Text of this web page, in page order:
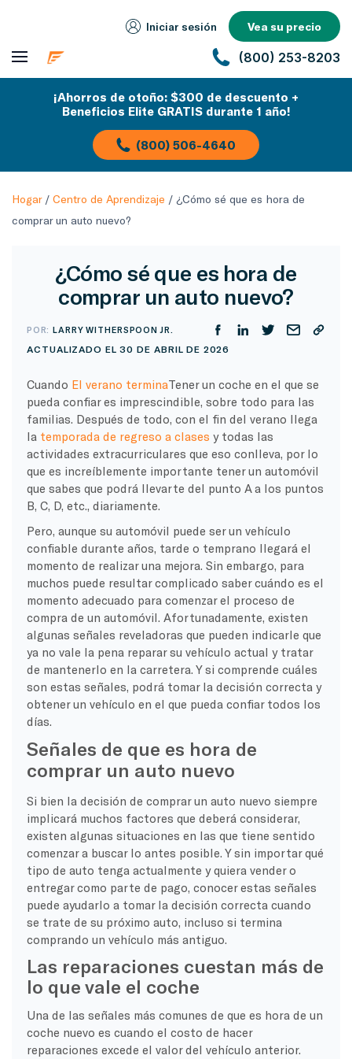
Iniciar sesión Vea su precio
(800) 253-8203
¡Ahorros de otoño: $300 de descuento +
Beneficios Elite GRATIS durante 1 año!
(800) 506-4640
Hogar/ Centro de Aprendizaje / ¿Cómo sé que es hora de
comprar un auto nuevo?
¿Cómo sé que es hora de
comprar un auto nuevo?
POR:LARRY WITHERSPOON JR.
ACTUALIZADO EL 30 DE ABRIL DE 2026
Cuando El verano terminaTener un coche en el que se
pueda confiar es imprescindible, sobre todo para las
familias. Después de todo, con el fin del verano llega
la temporada de regreso a clases y todas las
actividades extracurriculares que eso conlleva, por lo
que es increíblemente importante tener un automóvil
que sabes que podrá llevarte del punto A a los puntos
B, C, D, etc., diariamente.
Pero, aunque su automóvil puede ser un vehículo
confiable durante años, tarde o temprano llegará el
momento de realizar una mejora. Sin embargo, para
muchos puede resultar complicado saber cuándo es el
momento adecuado para comenzar el proceso de
compra de un automóvil. Afortunadamente, existen
algunas señales reveladoras que pueden indicarle que
ya no vale la pena reparar su vehículo actual y tratar
de mantenerlo en la carretera. Y si comprende cuáles
son estas señales, podrá tomar la decisión correcta y
obtener un vehículo en el que pueda confiar todos los
días.
Señales de que es hora de
comprar un auto nuevo
Si bien la decisión de comprar un auto nuevo siempre
implicará muchos factores que deberá considerar,
existen algunas situaciones en las que tiene sentido
comenzar a buscar lo antes posible. Y sin importar qué
tipo de auto tenga actualmente y quiera vender o
entregar como parte de pago, conocer estas señales
puede ayudarlo a tomar la decisión correcta cuando
se trate de su próximo auto, incluso si termina
comprando un vehículo más antiguo.
Las reparaciones cuestan más de
lo que vale el coche
Una de las señales más comunes de que es hora de un
coche nuevo es cuando el costo de hacer
reparaciones excede el valor del vehículo anterior.